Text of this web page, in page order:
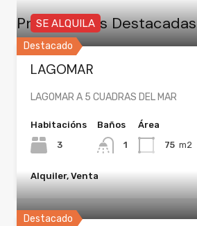
Propiedades Destacadas
Destacado
SE ALQUILA
LAGOMAR
LAGOMAR A 5 CUADRAS DEL MAR
Habitacións
3
Baños
1
Área
75 m2
Alquiler, Venta
Destacado